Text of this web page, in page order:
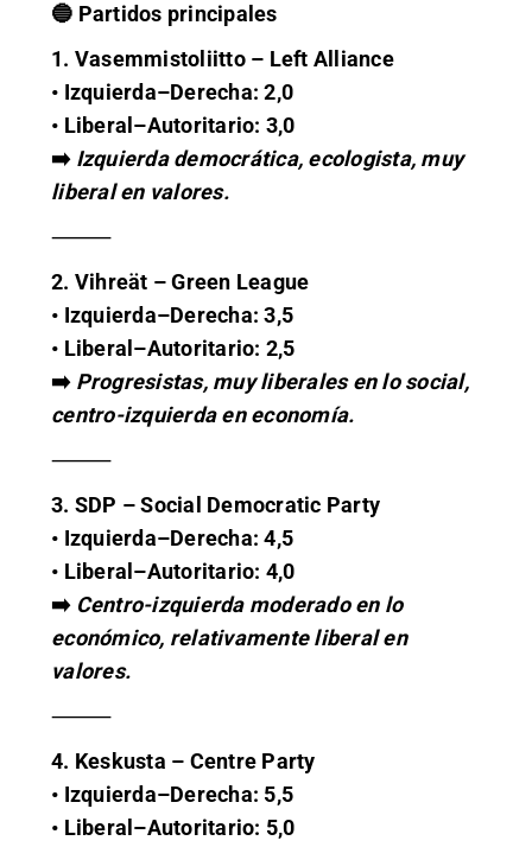
🔵 Partidos principales
1. Vasemmistoliitto – Left Alliance
• Izquierda–Derecha: 2,0
• Liberal–Autoritario: 3,0
➡️ Izquierda democrática, ecologista, muy
liberal en valores.
⸻
2. Vihreät – Green League
• Izquierda–Derecha: 3,5
• Liberal–Autoritario: 2,5
➡️ Progresistas, muy liberales en lo social,
centro-izquierda en economía.
⸻
3. SDP – Social Democratic Party
• Izquierda–Derecha: 4,5
• Liberal–Autoritario: 4,0
➡️ Centro-izquierda moderado en lo
económico, relativamente liberal en
valores.
⸻
4. Keskusta – Centre Party
• Izquierda–Derecha: 5,5
• Liberal–Autoritario: 5,0